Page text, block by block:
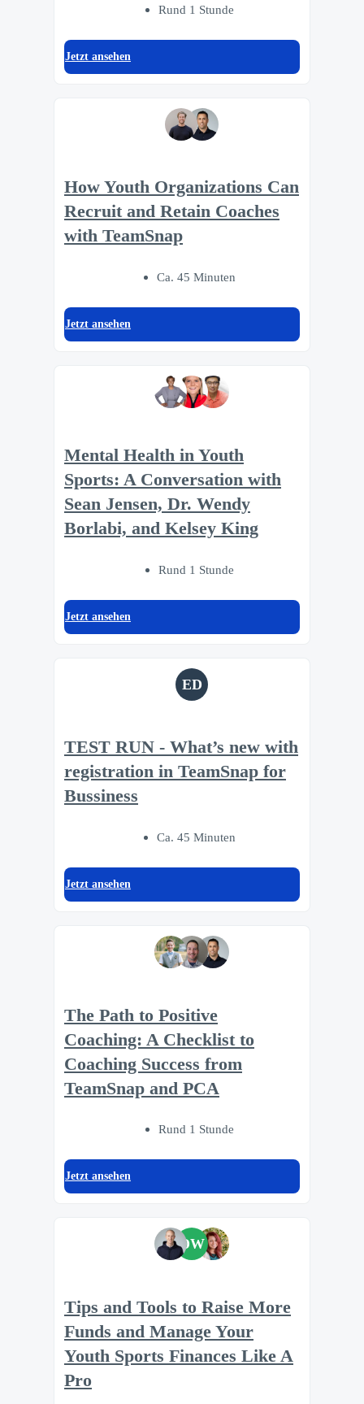
Rund 1 Stunde
Jetzt ansehen
How Youth Organizations Can
Recruit and Retain Coaches
with TeamSnap
Ca. 45 Minuten
Jetzt ansehen
Mental Health in Youth
Sports: A Conversation with
Sean Jensen, Dr. Wendy
Borlabi, and Kelsey King
Rund 1 Stunde
Jetzt ansehen
ED
TEST RUN - What’s new with
registration in TeamSnap for
Bussiness
Ca. 45 Minuten
Jetzt ansehen
The Path to Positive
Coaching: A Checklist to
Coaching Success from
TeamSnap and PCA
Rund 1 Stunde
Jetzt ansehen
DW
Tips and Tools to Raise More
Funds and Manage Your
Youth Sports Finances Like A
Pro